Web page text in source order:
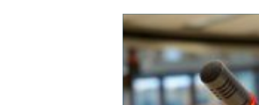
fantastiska
naturskönheter och
aktivit...